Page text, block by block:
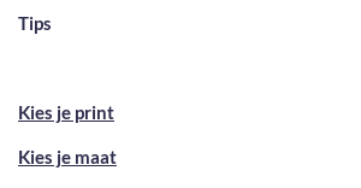
Tips
Kies je print
Kies je maat